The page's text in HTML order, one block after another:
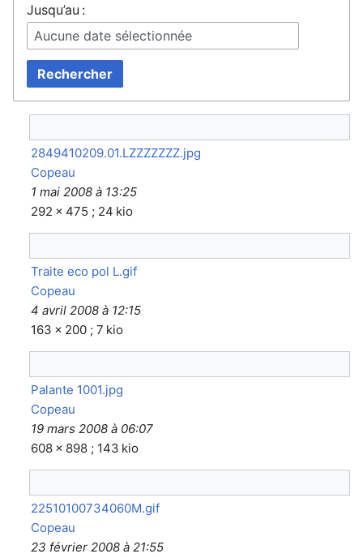
Jusqu’au :
Aucune date sélectionnée
Rechercher
2849410209.01.LZZZZZZZ.jpg
Copeau
1 mai 2008 à 13:25
292 × 475 ; 24 kio
Traite eco pol L.gif
Copeau
4 avril 2008 à 12:15
163 × 200 ; 7 kio
Palante 1001.jpg
Copeau
19 mars 2008 à 06:07
608 × 898 ; 143 kio
22510100734060M.gif
Copeau
23 février 2008 à 21:55